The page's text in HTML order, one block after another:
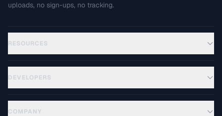
uploads, no sign-ups, no tracking.
RESOURCES
DEVELOPERS
COMPANY